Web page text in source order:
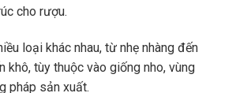
cho rượu.
loại khác nhau, từ nhẹ nhàng đến
khô, tùy thuộc vào giống nho, vùng
pháp sản xuất.